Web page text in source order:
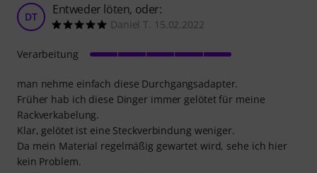
DT Entweder löten, oder:
Daniel T. 15.02.2022
man nehme einfach diese Durchgangsadapter.
Früher hab ich diese Dinger immer gelötet für meine
Rackverkabelung.
Klar, gelötet ist eine Steckverbindung weniger.
Da mein Material regelmäßig gewartet wird, sehe ich hier
kein Problem.
Verarbeitung